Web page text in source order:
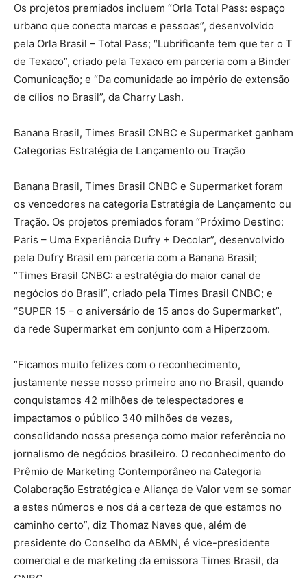
Os projetos premiados incluem “Orla Total Pass: espaço
urbano que conecta marcas e pessoas”, desenvolvido
pela Orla Brasil – Total Pass; “Lubrificante tem que ter o T
de Texaco”, criado pela Texaco em parceria com a Binder
Comunicação; e “Da comunidade ao império de extensão
de cílios no Brasil”, da Charry Lash.
Banana Brasil, Times Brasil CNBC e Supermarket ganham
Categorias Estratégia de Lançamento ou Tração
Banana Brasil, Times Brasil CNBC e Supermarket foram
os vencedores na categoria Estratégia de Lançamento ou
Tração. Os projetos premiados foram “Próximo Destino:
Paris – Uma Experiência Dufry + Decolar”, desenvolvido
pela Dufry Brasil em parceria com a Banana Brasil;
“Times Brasil CNBC: a estratégia do maior canal de
negócios do Brasil”, criado pela Times Brasil CNBC; e
“SUPER 15 – o aniversário de 15 anos do Supermarket”,
da rede Supermarket em conjunto com a Hiperzoom.
“Ficamos muito felizes com o reconhecimento,
justamente nesse nosso primeiro ano no Brasil, quando
conquistamos 42 milhões de telespectadores e
impactamos o público 340 milhões de vezes,
consolidando nossa presença como maior referência no
jornalismo de negócios brasileiro. O reconhecimento do
Prêmio de Marketing Contemporâneo na Categoria
Colaboração Estratégica e Aliança de Valor vem se somar
a estes números e nos dá a certeza de que estamos no
caminho certo”, diz Thomaz Naves que, além de
presidente do Conselho da ABMN, é vice-presidente
comercial e de marketing da emissora Times Brasil, da